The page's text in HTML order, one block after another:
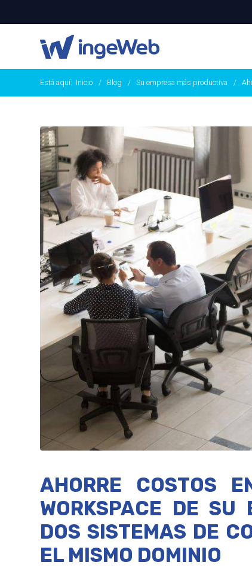
Está aquí: Inicio Blog Su empresa más productiva
AHORRE COSTOS
WORKSPACE DE SU
DOS SISTEMAS DE
EL MISMO DOMINIO